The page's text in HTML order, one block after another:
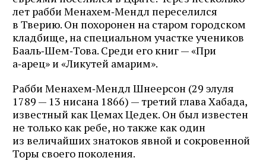
лет рабби Менахем‑Мендл переселился
в Тверию. Он похоронен на старом городском
кладбище, на специальном участке учеников
Бааль‑Шем‑Това. Среди его книг — «При
а‑арец» и «Ликутей амарим».
Рабби Менахем‑Мендл Шнеерсон (29 элуля
1789 — 13 нисана 1866) — третий глава Хабада,
известный как Цемах Цедек. Он был известен
не только как ребе, но также как один
из величайших знатоков явной и сокровенной
Торы своего поколения.